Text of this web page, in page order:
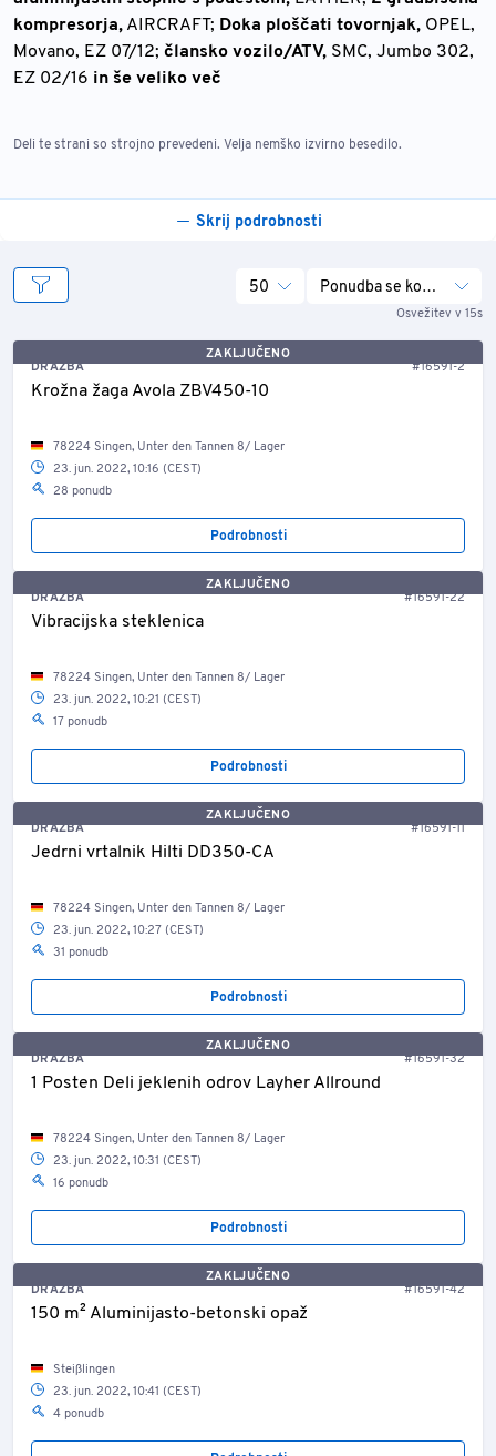
kompresorja, AIRCRAFT; Doka ploščati tovornjak, OPEL,
Movano, EZ 07/12; člansko vozilo/ATV, SMC, Jumbo 302,
EZ 02/16 in še veliko več
Deli te strani so strojno prevedeni. Velja nemško izvirno besedilo.
Skrij podrobnosti
Osvežitev v 15s
50 Ponudba se konča
ZAKLJUČENO
DRAŽBA
#16591-2
Krožna žaga Avola ZBV450-10
78224 Singen, Unter den Tannen 8/ Lager
23. jun. 2022, 10:16 (CEST)
28 ponudb
Podrobnosti
ZAKLJUČENO
DRAŽBA
#16591-22
Vibracijska steklenica
78224 Singen, Unter den Tannen 8/ Lager
23. jun. 2022, 10:21 (CEST)
17 ponudb
Podrobnosti
ZAKLJUČENO
DRAŽBA
#16591-11
Jedrni vrtalnik Hilti DD350-CA
78224 Singen, Unter den Tannen 8/ Lager
23. jun. 2022, 10:27 (CEST)
31 ponudb
Podrobnosti
ZAKLJUČENO
DRAŽBA
#16591-32
1 Posten Deli jeklenih odrov Layher Allround
78224 Singen, Unter den Tannen 8/ Lager
23. jun. 2022, 10:31 (CEST)
16 ponudb
Podrobnosti
ZAKLJUČENO
DRAŽBA
#16591-42
150 m² Aluminijasto-betonski opaž
Steißlingen
23. jun. 2022, 10:41 (CEST)
4 ponudb